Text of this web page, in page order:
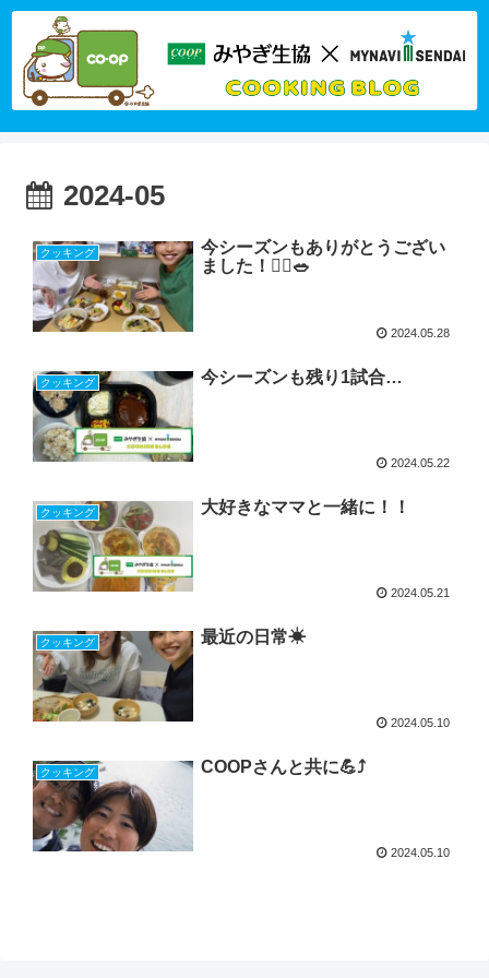
2024-05
クッキング
今シーズンもありがとうござい
ました！🙇‍♀️🥗
2024.05.28
クッキング 今シーズンも残り1試合…
2024.05.22
クッキング 大好きなママと一緒に！！
2024.05.21
クッキング 最近の日常☀
2024.05.10
クッキング COOPさんと共に︎💪⤴️
2024.05.10